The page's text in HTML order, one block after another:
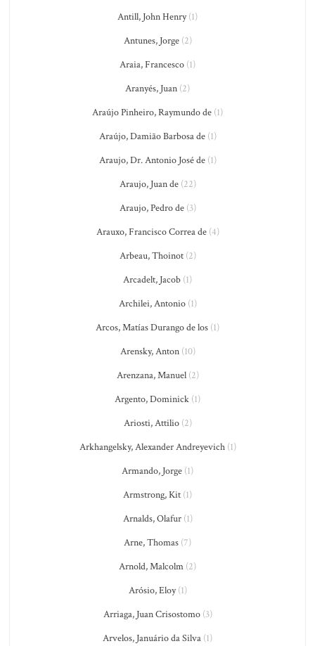
Antill, John Henry(1)
Antunes, Jorge(2)
Araia, Francesco (1)
Aranyés, Juan (2)
Araújo Pinheiro, Raymundo de (1)
Araújo, Damião Barbosa de(1)
Araujo, Dr. Antonio José de(1)
Araujo, Juan de(22)
Araujo, Pedro de(3)
Arauxo, Francisco Correa de(4)
Arbeau, Thoinot(2)
Arcadelt, Jacob (1)
Archilei, Antonio(1)
Arcos, Matías Durango de los (1)
Arensky, Anton(10)
Arenzana, Manuel(2)
Argento, Dominick (1)
Ariosti, Attilio(2)
Arkhangelsky, Alexander Andreyevich(1)
Armando, Jorge (1)
Armstrong, Kit (1)
Arnalds, Olafur(1)
Arne, Thomas (7)
Arnold, Malcolm (2)
Arósio, Eloy(1)
Arriaga, Juan Crisostomo(3)
Arvelos, Januário da Silva (1)